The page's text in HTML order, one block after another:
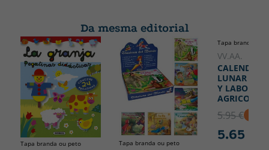
Da mesma editorial
Tapa branda ou peto Tapa branda ou peto
Tapa branda ou
VV.AA.
LUNAR
Y LABORES
AGRICOLAS
5.95 €
5.65 €